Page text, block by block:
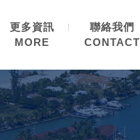
更多資訊
MORE
聯絡我們
CONTACT